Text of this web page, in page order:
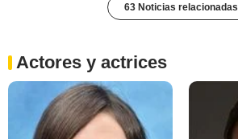
63 Noticias relacionadas
Actores y actrices